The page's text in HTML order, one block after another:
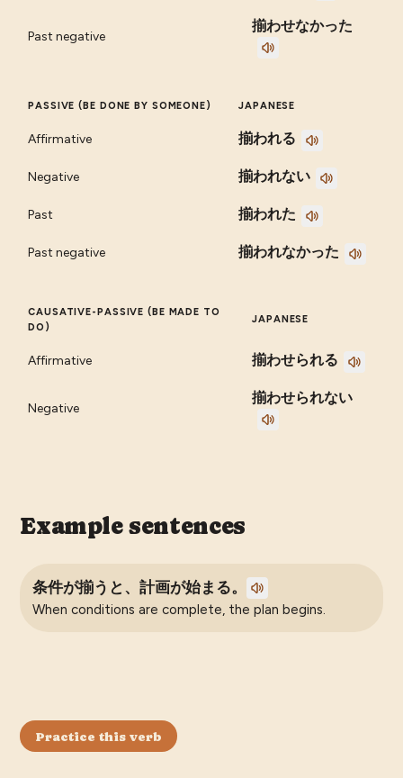
Past negative
揃わせなかった
PASSIVE (BE DONE BY SOMEONE) JAPANESE
Affirmative 揃われる
Negative 揃われない
Past 揃われた
Past negative 揃われなかった
CAUSATIVE-PASSIVE (BE MADE TO
DO)
JAPANESE
Affirmative 揃わせられる
Negative
揃わせられない
Example sentences
条件が揃うと、計画が始まる。
When conditions are complete, the plan begins.
Practice this verb